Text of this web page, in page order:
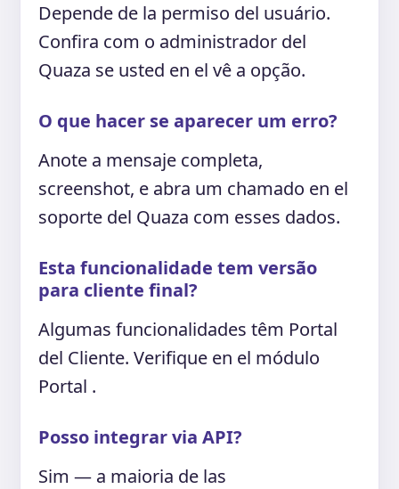
Depende de la permiso del usuário.
Confira com o administrador del
Quaza se usted en el vê a opção.
O que hacer se aparecer um erro?
Anote a mensaje completa,
screenshot, e abra um chamado en el
soporte del Quaza com esses dados.
Esta funcionalidade tem versão
para cliente final?
Algumas funcionalidades têm Portal
del Cliente. Verifique en el módulo
Portal .
Posso integrar via API?
Sim — a maioria de las